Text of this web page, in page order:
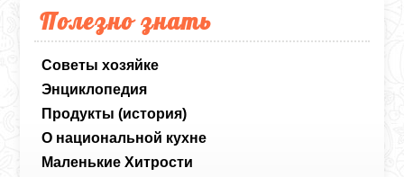
Полезно знать
Советы хозяйке
Энциклопедия
Продукты (история)
О национальной кухне
Маленькие Хитрости